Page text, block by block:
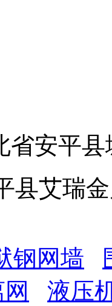
省安平
县艾瑞
钢网墙
液压